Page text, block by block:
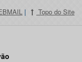
| Topo do Site